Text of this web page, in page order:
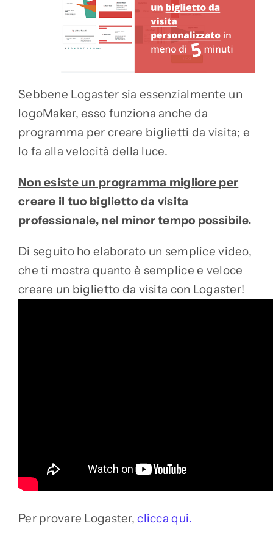
Sebbene Logaster sia essenzialmente un
logoMaker, esso funziona anche da
programma per creare biglietti da visita; e
lo fa alla velocità della luce.
Non esiste un programma migliore per
creare il tuo biglietto da visita
professionale, nel minor tempo possibile.
Di seguito ho elaborato un semplice video,
che ti mostra quanto è semplice e veloce
creare un biglietto da visita con Logaster!
Per provare Logaster,clicca qui.